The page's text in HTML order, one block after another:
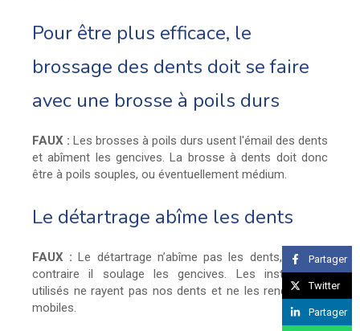
Pour être plus efficace, le
brossage des dents doit se faire
avec une brosse à poils durs
FAUX : Les brosses à poils durs usent l'émail des dents
et abîment les gencives. La brosse à dents doit donc
être à poils souples, ou éventuellement médium.
Le détartrage abîme les dents
FAUX : Le détartrage n’abîme pas les dents, bien au
contraire il soulage les gencives. Les instruments
utilisés ne rayent pas nos dents et ne les rendent pas
mobiles.
Partager
Twitter
Partager